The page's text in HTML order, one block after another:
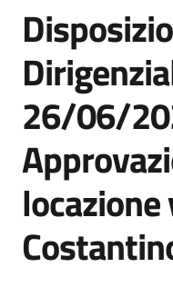
26/06/
locazione